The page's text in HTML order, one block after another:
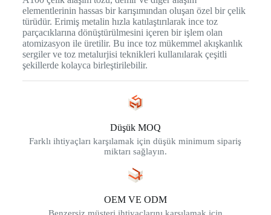
elementlerinin hassas bir karışımından oluşan özel bir çelik
türüdür. Erimiş metalin hızla katılaştırılarak ince toz
parçacıklarına dönüştürülmesini içeren bir işlem olan
atomizasyon ile üretilir. Bu ince toz mükemmel akışkanlık
sergiler ve toz metalurjisi teknikleri kullanılarak çeşitli
şekillerde kolayca birleştirilebilir.
Düşük MOQ
Farklı ihtiyaçları karşılamak için düşük minimum sipariş
miktarı sağlayın.
OEM VE ODM